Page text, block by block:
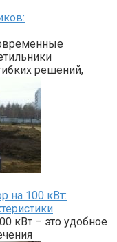
решений,
на 100 кВт:
кВт – это удобное